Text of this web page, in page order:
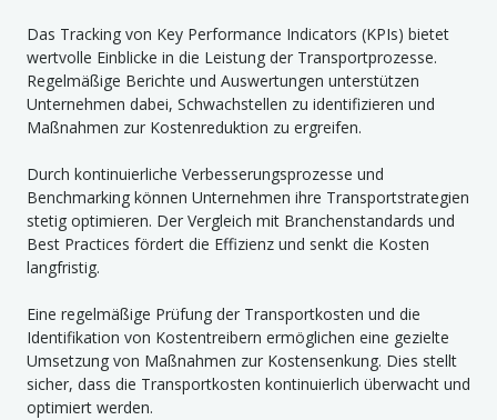
Das Tracking von Key Performance Indicators (KPIs) bietet
wertvolle Einblicke in die Leistung der Transportprozesse.
Regelmäßige Berichte und Auswertungen unterstützen
Unternehmen dabei, Schwachstellen zu identifizieren und
Maßnahmen zur Kostenreduktion zu ergreifen.
Durch kontinuierliche Verbesserungsprozesse und
Benchmarking können Unternehmen ihre Transportstrategien
stetig optimieren. Der Vergleich mit Branchenstandards und
Best Practices fördert die Effizienz und senkt die Kosten
langfristig.
Eine regelmäßige Prüfung der Transportkosten und die
Identifikation von Kostentreibern ermöglichen eine gezielte
Umsetzung von Maßnahmen zur Kostensenkung. Dies stellt
sicher, dass die Transportkosten kontinuierlich überwacht und
optimiert werden.